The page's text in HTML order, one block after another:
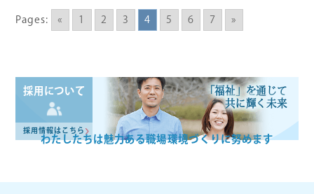
Pages: « 1 2 3 4 5 6 7 »
採用について
採用情報はこちら
「福祉」を通じて
共に輝く未来
わたしたちは魅力ある職場環境づくりに努めます